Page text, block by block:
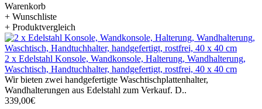
Warenkorb
+ Wunschliste
+ Produktvergleich
2 x Edelstahl Konsole, Wandkonsole, Halterung, Wandhalterung,
Waschtisch, Handtuchhalter, handgefertigt, rostfrei, 40 x 40 cm
Wir bieten zwei handgefertigte Waschtischplattenhalter,
Wandhalterungen aus Edelstahl zum Verkauf. D..
339,00€